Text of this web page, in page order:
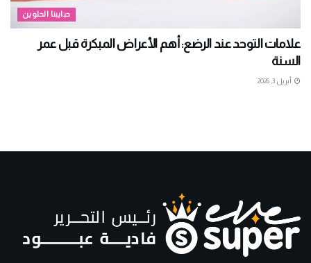
حبايبنا الحلوين
علامات التوحد عند الرضع: أهم الأعراض المبكرة قبل عمر
السنة
أبريل 3, 2026